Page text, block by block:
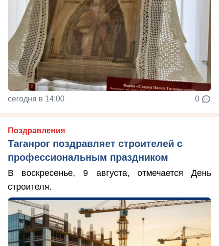
сегодня в 14:00 0
Поздравления
Таганрог поздравляет строителей с
профессиональным праздником
В воскресенье, 9 августа, отмечается День
строителя.